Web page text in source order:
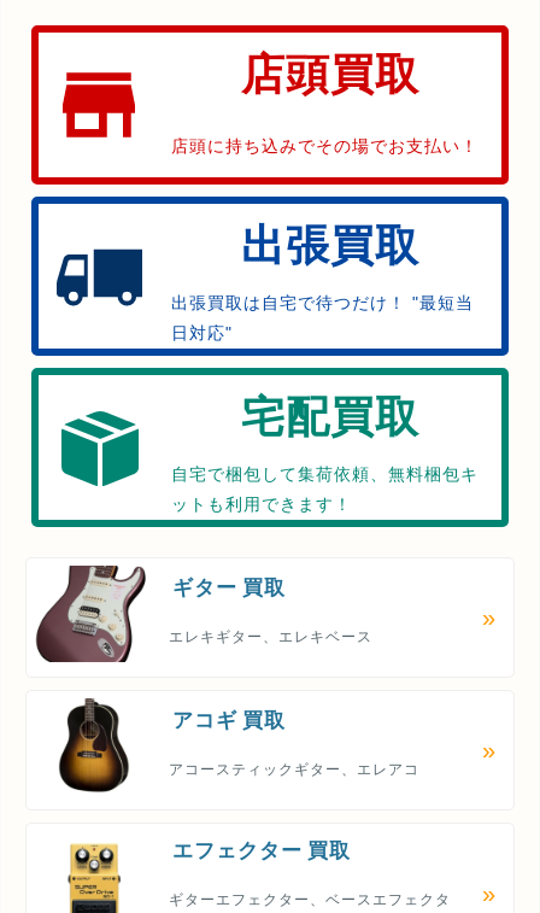
店頭買取
店頭に持ち込みでその場でお支払い！
出張買取
出張買取は自宅で待つだけ！ "最短当
日対応"
宅配買取
自宅で梱包して集荷依頼、無料梱包キ
ットも利用できます！
ギター 買取
エレキギター、エレキベース
アコギ 買取
アコースティックギター、エレアコ
エフェクター 買取
ギターエフェクター、ベースエフェクタ